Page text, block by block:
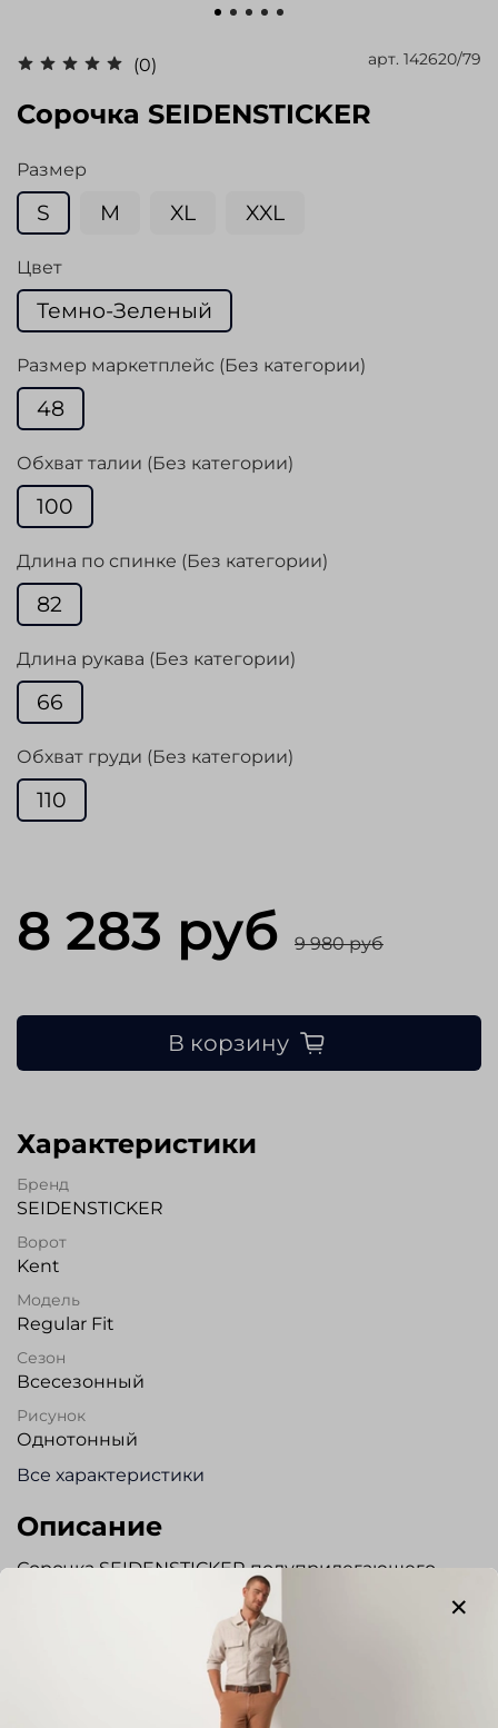
(0) арт. 142620/79
Сорочка SEIDENSTICKER
Размер
S M XL XXL
Цвет
Темно-Зеленый
Размер маркетплейс (Без категории)
48
Обхват талии (Без категории)
100
Длина по спинке (Без категории)
82
Длина рукава (Без категории)
66
Обхват груди (Без категории)
110
8 283 руб 9 980 руб
В корзину
Характеристики
Бренд
SEIDENSTICKER
Ворот
Kent
Модель
Regular Fit
Сезон
Всесезонный
Рисунок
Однотонный
Все характеристики
Описание
Сорочка SEIDENSTICKER полуприлегающего
силуэта станет отличным дополнением к вашему
гардеробу. Выполнена из высококачественного
хлопка. Благодаря технологии NON-IRON ткань
быстро сохнет и практически не требует глажки.
Нагрудный карман. Регулируемый манжет. На